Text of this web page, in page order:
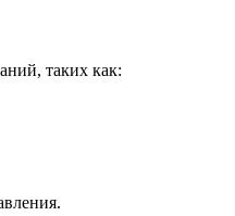
таких как: